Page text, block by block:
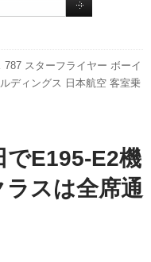
787 スターフライヤー ボーイ
ディングス 日本航空 客室乗
事
でE195-E2機
スは全席通